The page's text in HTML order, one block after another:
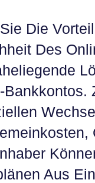
Die
Des
Bankkontos.
Aus